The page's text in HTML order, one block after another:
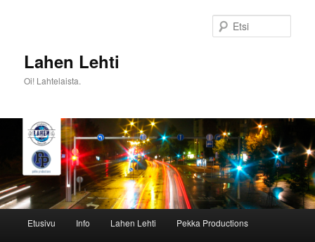
Lahen Lehti
Oi! Lahtelaista.
Etusivu Info Lahen Lehti Pekka Productions